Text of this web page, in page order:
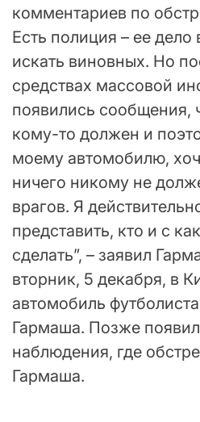
комментариев по
Есть полиция – ее дело
искать виновных. Но
средствах массовой
появились сообщения,
кому-то должен и
моему автомобилю,
ничего никому не
врагов. Я
представить, кто и с
сделать”, – заявил
вторник, 5 декабря, в
автомобиль
Гармаша. Позже
наблюдения, где
Гармаша.